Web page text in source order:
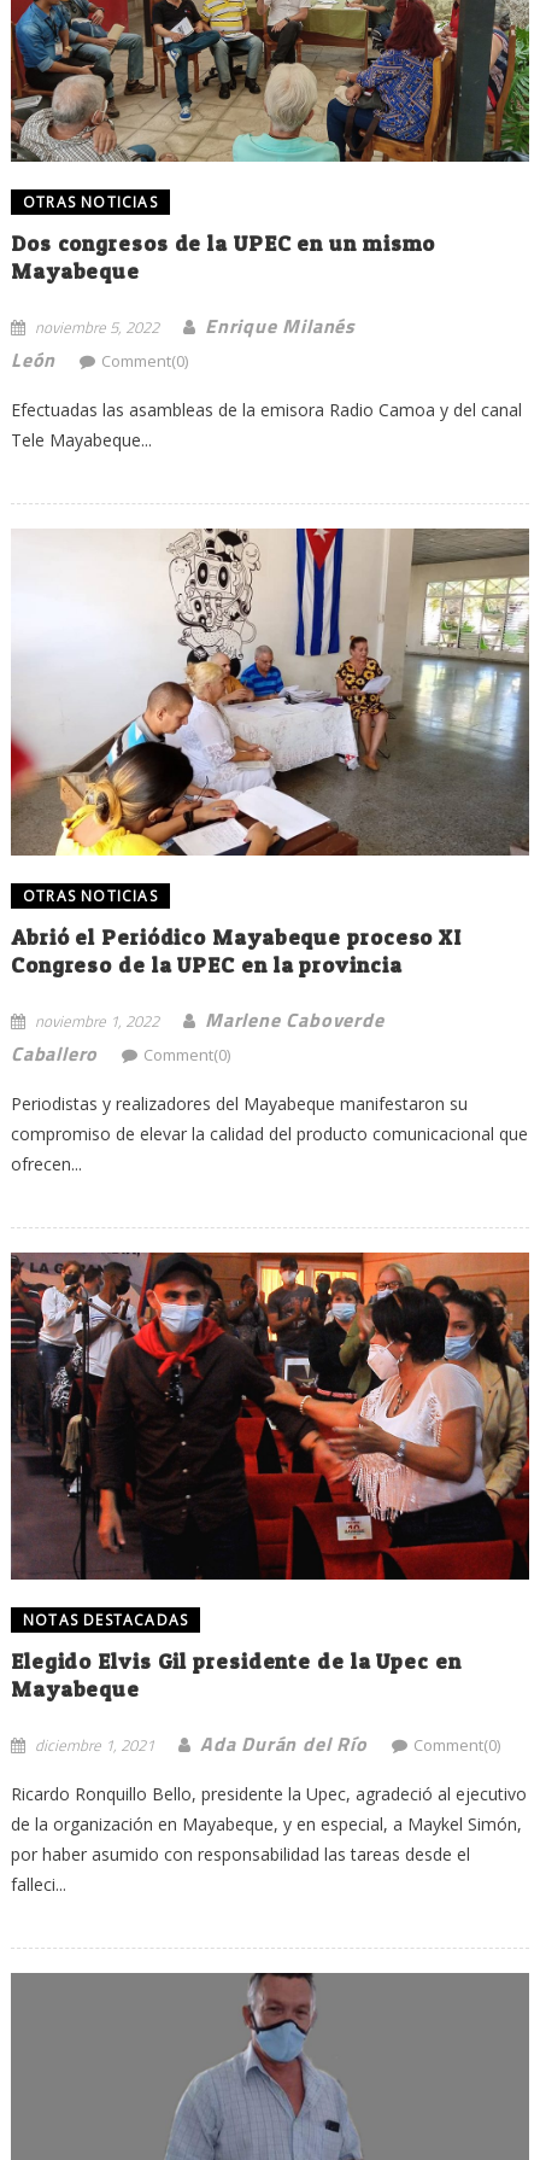
OTRAS NOTICIAS
Dos congresos de la UPEC en un mismo
Mayabeque
noviembre 5, 2022
Enrique Milanés
León
Comment(0)
Efectuadas las asambleas de la emisora Radio Camoa y del canal
Tele Mayabeque...
OTRAS NOTICIAS
Abrió el Periódico Mayabeque proceso XI
Congreso de la UPEC en la provincia
noviembre 1, 2022
Marlene Caboverde
Caballero
Comment(0)
Periodistas y realizadores del Mayabeque manifestaron su
compromiso de elevar la calidad del producto comunicacional que
ofrecen...
NOTAS DESTACADAS
Elegido Elvis Gil presidente de la Upec en
Mayabeque
diciembre 1, 2021 Ada Durán del Río Comment(0)
Ricardo Ronquillo Bello, presidente la Upec, agradeció al ejecutivo
de la organización en Mayabeque, y en especial, a Maykel Simón,
por haber asumido con responsabilidad las tareas desde el
falleci...